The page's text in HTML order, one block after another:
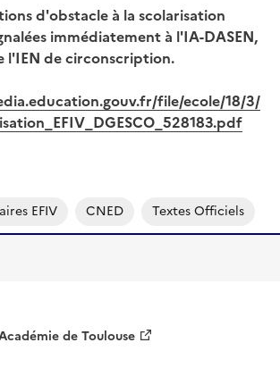
d'obstacle à la scolarisation
immédiatement à l'IA-DASEN,
l'IEN de circonscription.
file/ecole/18/3/
EFIV CNED Textes Officiels
de Toulouse